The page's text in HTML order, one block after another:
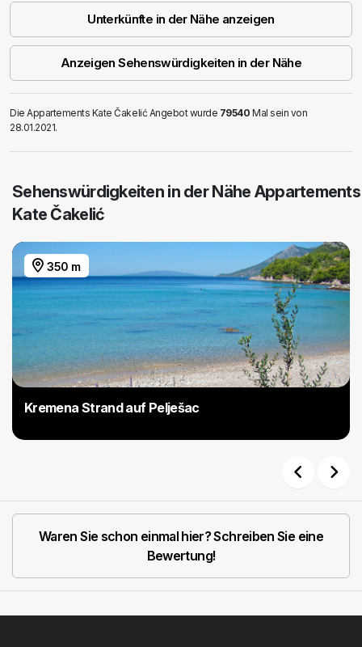
Unterkünfte in der Nähe anzeigen
Anzeigen Sehenswürdigkeiten in der Nähe
Die Appartements Kate Čakelić Angebot wurde 79540 Mal sein von
28.01.2021.
Sehenswürdigkeiten in der Nähe Appartements
Kate Čakelić
350 m
Kremena Strand auf Pelješac
Waren Sie schon einmal hier? Schreiben Sie eine
Bewertung!